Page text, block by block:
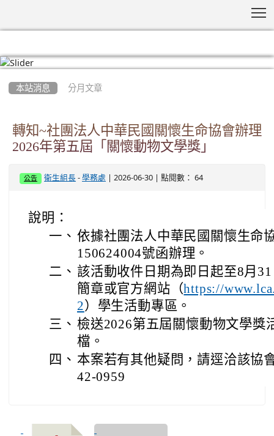
本站消息 分月文章
轉知~社團法人中華民國關懷生命協會辦理
2026年第五屆「關懷動物文學獎」
公告 衛生組長 -學務處 | 2026-06-30 | 點閱數： 64
說明：
一、 依據社團法人中華民國關懷生命
150624004號函辦理。
二、 該活動收件日期為即日起至8月
簡章或官方網站（https://
2 ）學生活動專區。
三、 檢送2026第五屆關懷動物文學獎
檔。
四、 本案若有其他疑問，請逕洽該協
42-0959